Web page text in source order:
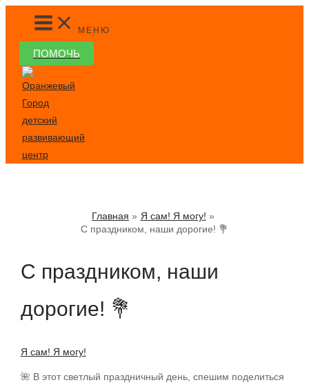
Перейти
содержимому
MAIN
MENU
МЕНЮ
ПОМОЧЬ
Главная
Я сам! Я могу!
С праздником, наши дорогие! 💐
С праздником, наши
дорогие! 💐
Я сам! Я могу!
🌺 В этот светлый праздничный день, спешим поделиться